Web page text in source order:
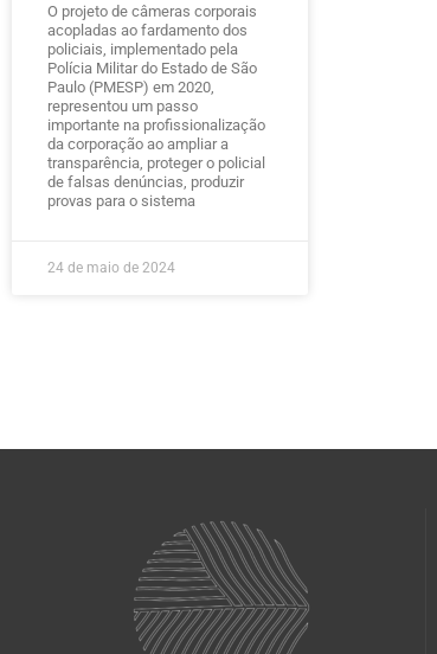
O projeto de câmeras corporais
acopladas ao fardamento dos
policiais, implementado pela
Polícia Militar do Estado de São
Paulo (PMESP) em 2020,
representou um passo
importante na profissionalização
da corporação ao ampliar a
transparência, proteger o policial
de falsas denúncias, produzir
provas para o sistema
24 de maio de 2024